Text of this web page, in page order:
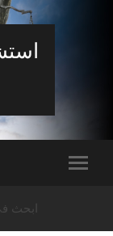
ابحث في أكثر من